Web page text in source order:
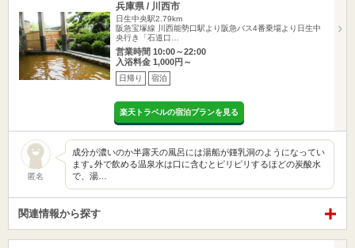
兵庫県 / 川西市
日生中央駅2.79km
阪急宝塚線 川西能勢口駅より阪急バス4番乗場より日生中
央行き「石道口…
営業時間 10:00～22:00
入浴料金 1,000円～
日帰り 宿泊
楽天トラベルの宿泊プランを見る
匿名
成分が濃いのか半露天の風呂には湯船が鍾乳洞のようになってい
ます｡外で飲める温泉水は口に含むとピリピリするほどの炭酸水
で、湯…
関連情報から探す